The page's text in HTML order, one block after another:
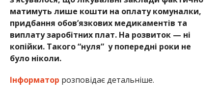
матимуть лише кошти на оплату комуналки,
придбання обов’язкових медикаментів та
виплату заробітних плат. На розвиток — ні
копійки. Такого “нуля” у попередні роки не
було ніколи.
Інформатор розповідає детальніше.